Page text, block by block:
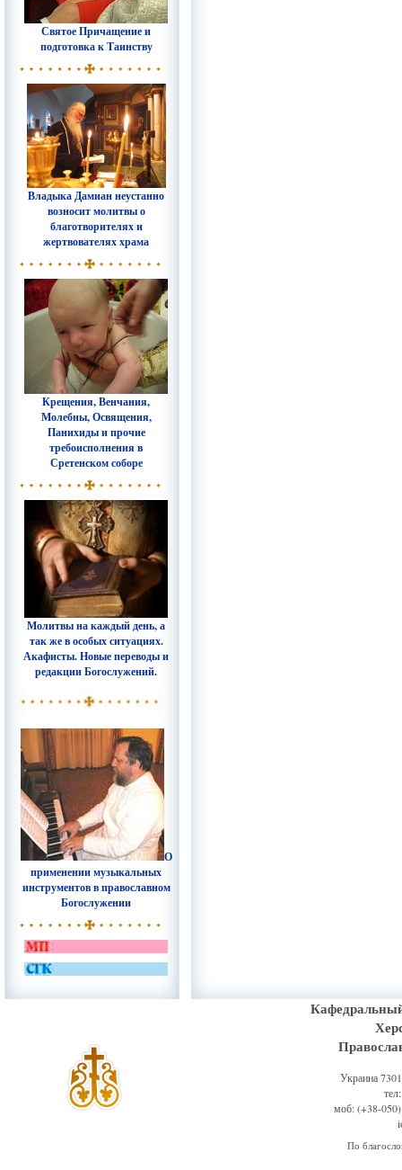
Святое Причащение и
подготовка к Таинству
Владыка Дамиан неустанно
возносит молитвы о
благотворителях и
жертвователях храма
Крещения, Венчания,
Молебны, Освящения,
Панихиды и прочие
требоисполнения в
Сретенском соборе
Молитвы на каждый день, а
так же в особых ситуациях.
Акафисты. Новые переводы и
редакции Богослужений.
О
применении музыкальных
инструментов в православном
Богослужении
Украина
моб: (+38-
По